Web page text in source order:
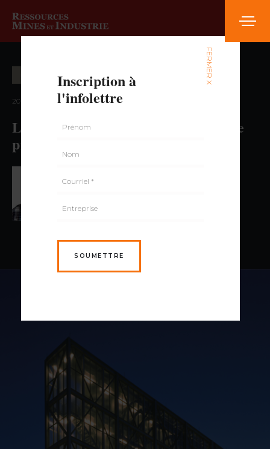
2022 — volume 1, numéro 5
La centrale de Beauharnois 90 ans de
production
FERMER X
Inscription à
l'infolettre
SOUMETTRE